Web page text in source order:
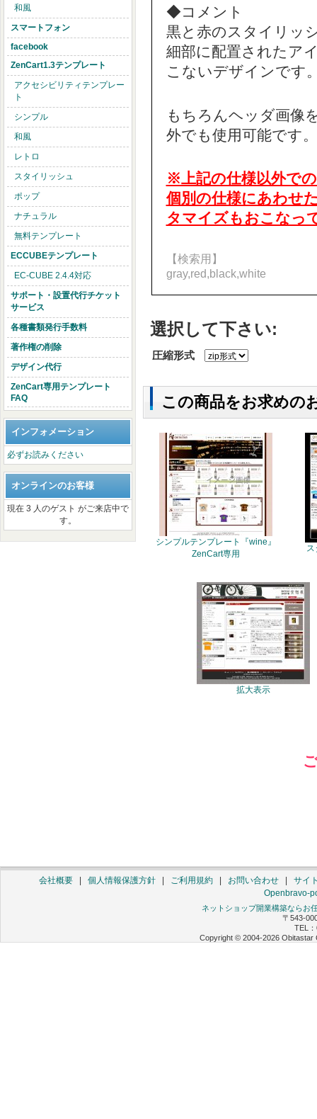
和風
スマートフォン
facebook
ZenCart1.3テンプレート
アクセシビリティテンプレー
ト
シンプル
和風
レトロ
スタイリッシュ
ポップ
ナチュラル
無料テンプレート
ECCUBEテンプレート
EC-CUBE 2.4.4対応
サポート・設置代行チケット
サービス
各種書類発行手数料
著作権の削除
デザイン代行
ZenCart専用テンプレート
FAQ
インフォメーション
必ずお読みください
オンラインのお客様
現在 3 人のゲスト がご来店中で
す。
拡大表示
◆コメント
黒と赤のスタイリッ
細部に配置されたア
こないデザインです
もちろんヘッダ画像
外でも使用可能です。
※上記の仕様以外で
個別の仕様にあわせ
タマイズもおこなっ
【検索用】
gray,red,black,white
選択して下さい:
圧縮形式
この商品をお求めの
シンプルテンプレート『wine』
ZenCart専用
会社概要 | 個人情報保護方針 | ご利用規約 | お問い合わせ |
サイ
Openbravo-
ネットショップ開業構築ならお
〒543-
TEL
Copyright © 2004-2026